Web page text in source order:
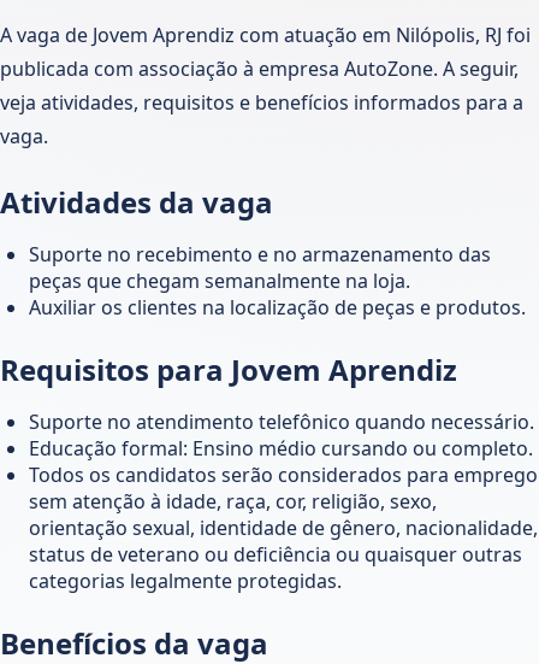
A vaga de Jovem Aprendiz com atuação em Nilópolis, RJ foi
publicada com associação à empresa AutoZone. A seguir,
veja atividades, requisitos e benefícios informados para a
vaga.
Atividades da vaga
Suporte no recebimento e no armazenamento das
peças que chegam semanalmente na loja.
Auxiliar os clientes na localização de peças e produtos.
Requisitos para Jovem Aprendiz
Suporte no atendimento telefônico quando necessário.
Educação formal: Ensino médio cursando ou completo.
Todos os candidatos serão considerados para emprego
sem atenção à idade, raça, cor, religião, sexo,
orientação sexual, identidade de gênero, nacionalidade,
status de veterano ou deficiência ou quaisquer outras
categorias legalmente protegidas.
Benefícios da vaga